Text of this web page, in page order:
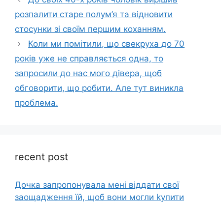
розпалити старе полум’я та відновити
стосунки зі своїм першим коханням.
Коли ми помітили, що свекруха до 70
років уже не справляється одна, то
запросили до нас мого дівера, щоб
обговорити, що робити. Але тут виникла
проблема.
recent post
Дочка запpопонувала мені віддати свої
заощадження їй, щоб вони могли kупити